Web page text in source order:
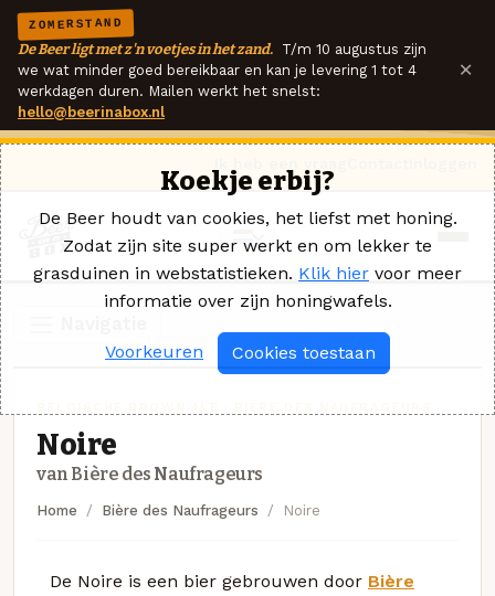
ZOMERSTAND
De Beer ligt met z'n voetjes in het zand. T/m 10 augustus zijn
we wat minder goed bereikbaar en kan je levering 1 tot 4
werkdagen duren. Mailen werkt het snelst:
hello@beerinabox.nl
×
Noire
van Bière des Naufrageurs
Home Bière des Naufrageurs Noire
De Noire is een bier gebrouwen door Bière
Koekje erbij?
De Beer houdt van cookies, het liefst met honing.
Zodat zijn site super werkt en om lekker te
grasduinen in webstatistieken. Klik hier voor meer
informatie over zijn honingwafels.
Voorkeuren Cookies toestaan